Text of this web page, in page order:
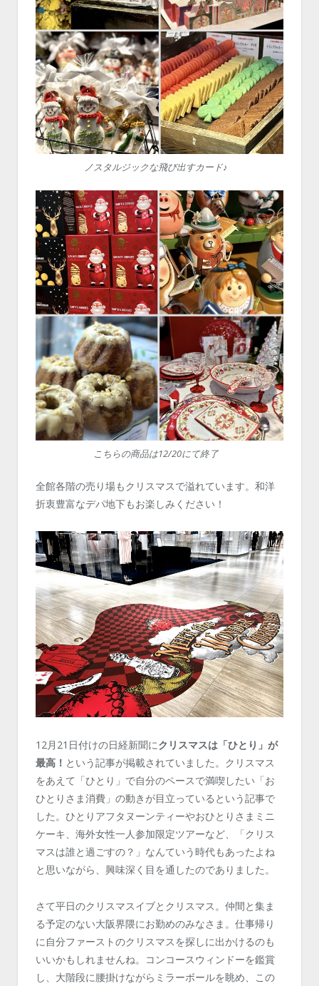
ノスタルジックな飛び出すカード♪
こちらの商品は12/20にて終了
全館各階の売り場もクリスマスで溢れています。和洋
折衷豊富なデパ地下もお楽しみください！
12月21日付けの日経新聞にクリスマスは「ひとり」が
最高！ という記事が掲載されていました。クリスマス
をあえて「ひとり」で自分のペースで満喫したい「お
ひとりさま消費」の動きが目立っているという記事で
した。ひとりアフタヌーンティーやおひとりさまミニ
ケーキ、海外女性一人参加限定ツアーなど、「クリス
マスは誰と過ごすの？」なんていう時代もあったよね
と思いながら、興味深く目を通したのでありました。
さて平日のクリスマスイブとクリスマス。仲間と集ま
る予定のない大阪界隈にお勤めのみなさま。仕事帰り
に自分ファーストのクリスマスを探しに出かけるのも
いいかもしれませんね。コンコースウィンドーを鑑賞
し、大階段に腰掛けながらミラーボールを眺め、この